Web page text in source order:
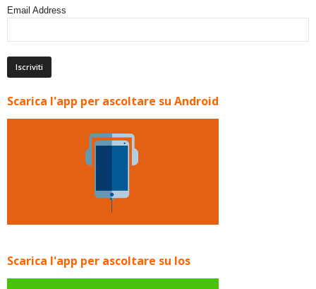
Email Address
Scarica l'app per ascoltare su Android
Scarica l'app per ascoltare su Ios